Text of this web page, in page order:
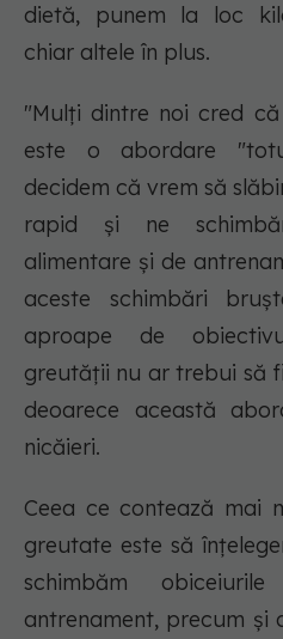
dietă, punem la loc
chiar altele în plus.
"Mulți dintre noi cred
este o abordare
decidem că vrem să
rapid și ne
alimentare și de
aceste schimbări
aproape de
greutății nu ar trebui să
deoarece această
nicăieri.
Ceea ce contează mai
greutate este să
schimbăm
antrenament, precum și